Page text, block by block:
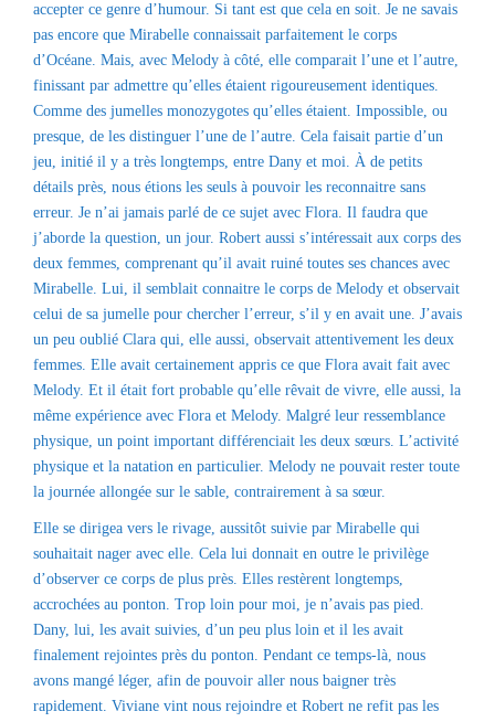
accepter ce genre d’humour. Si tant est que cela en soit. Je ne savais
pas encore que Mirabelle connaissait parfaitement le corps
d’Océane. Mais, avec Melody à côté, elle comparait l’une et l’autre,
finissant par admettre qu’elles étaient rigoureusement identiques.
Comme des jumelles monozygotes qu’elles étaient. Impossible, ou
presque, de les distinguer l’une de l’autre. Cela faisait partie d’un
jeu, initié il y a très longtemps, entre Dany et moi. À de petits
détails près, nous étions les seuls à pouvoir les reconnaitre sans
erreur. Je n’ai jamais parlé de ce sujet avec Flora. Il faudra que
j’aborde la question, un jour. Robert aussi s’intéressait aux corps des
deux femmes, comprenant qu’il avait ruiné toutes ses chances avec
Mirabelle. Lui, il semblait connaitre le corps de Melody et observait
celui de sa jumelle pour chercher l’erreur, s’il y en avait une. J’avais
un peu oublié Clara qui, elle aussi, observait attentivement les deux
femmes. Elle avait certainement appris ce que Flora avait fait avec
Melody. Et il était fort probable qu’elle rêvait de vivre, elle aussi, la
même expérience avec Flora et Melody. Malgré leur ressemblance
physique, un point important différenciait les deux sœurs. L’activité
physique et la natation en particulier. Melody ne pouvait rester toute
la journée allongée sur le sable, contrairement à sa sœur.
Elle se dirigea vers le rivage, aussitôt suivie par Mirabelle qui
souhaitait nager avec elle. Cela lui donnait en outre le privilège
d’observer ce corps de plus près. Elles restèrent longtemps,
accrochées au ponton. Trop loin pour moi, je n’avais pas pied.
Dany, lui, les avait suivies, d’un peu plus loin et il les avait
finalement rejointes près du ponton. Pendant ce temps-là, nous
avons mangé léger, afin de pouvoir aller nous baigner très
rapidement. Viviane vint nous rejoindre et Robert ne refit pas les